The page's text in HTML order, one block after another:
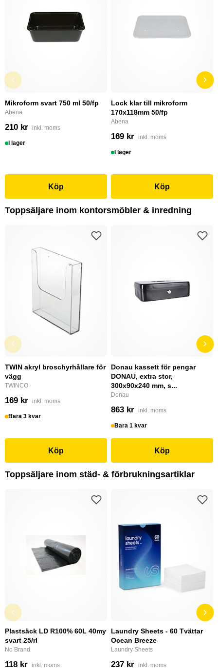
Mikroform svart 750 ml 50/fp
Abena
210 kr inkl. moms
I lager
Köp
Lock klar till mikroform
170x118mm 50/fp
Abena
169 kr inkl. moms
I lager
Köp
Toppsäljare inom kontorsmöbler & inredning
TWIN akryl broschyrhållare för
vägg
TWINCO
169 kr inkl. moms
Bara 3 kvar
Köp
Donau kassett för pengar
DONAU, extra stor,
300x90x240 mm, s...
Donau
863 kr inkl. moms
Bara 1 kvar
Köp
Toppsäljare inom städ- & förbrukningsartiklar
Plastsäck LD R100% 60L 40my
svart 25/rl
No Brand
118 kr inkl. moms
Laundry Sheets - 60 Tvättar
Ocean Breeze
Laundry Sheets
237 kr inkl. moms